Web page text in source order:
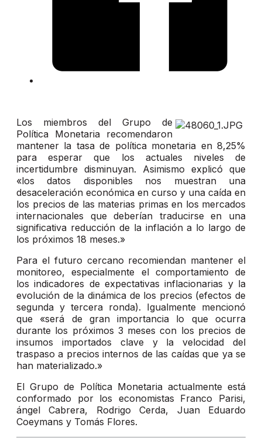
Los miembros del Grupo de
Política Monetaria recomendaron
mantener la tasa de política monetaria en 8,25%
para esperar que los actuales niveles de
incertidumbre disminuyan. Asimismo explicó que
«los datos disponibles nos muestran una
desaceleración económica en curso y una caída en
los precios de las materias primas en los mercados
internacionales que deberían traducirse en una
significativa reducción de la inflación a lo largo de
los próximos 18 meses.»
Para el futuro cercano recomiendan mantener el
monitoreo, especialmente el comportamiento de
los indicadores de expectativas inflacionarias y la
evolución de la dinámica de los precios (efectos de
segunda y tercera ronda). Igualmente mencionó
que «será de gran importancia lo que ocurra
durante los próximos 3 meses con los precios de
insumos importados clave y la velocidad del
traspaso a precios internos de las caídas que ya se
han materializado.»
El Grupo de Política Monetaria actualmente está
conformado por los economistas Franco Parisi,
ángel Cabrera, Rodrigo Cerda, Juan Eduardo
Coeymans y Tomás Flores.